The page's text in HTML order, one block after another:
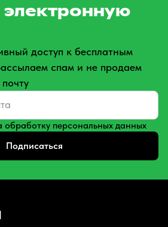
электронную
доступ к бесплатным
спам и не продаем
обработку персональных данных
Подписаться